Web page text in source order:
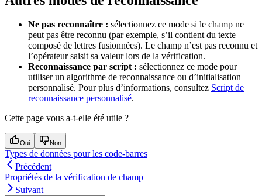
Ne pas reconnaître : sélectionnez ce mode si le champ ne
peut pas être reconnu (par exemple, s’il contient du texte
composé de lettres fusionnées). Le champ n’est pas reconnu et
l’opérateur saisit sa valeur lors de la vérification.
Reconnaissance par script : sélectionnez ce mode pour
utiliser un algorithme de reconnaissance ou d’initialisation
personnalisé. Pour plus d’informations, consultez Script de
reconnaissance personnalisé.
Cette page vous a-t-elle été utile ?
Oui Non
Types de données pour les code-barres
Précédent
Propriétés de la vérification de champ
Suivant